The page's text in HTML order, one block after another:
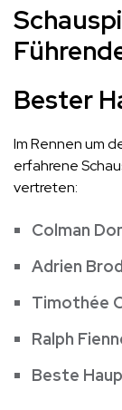
Bester
Im Rennen um
erfahrene
vertreten:
Colman
Adrien
Timothée
Ralph
Beste